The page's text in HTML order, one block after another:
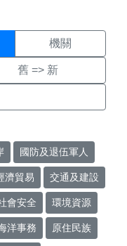
機關
舊 => 新
國防及退伍軍人
濟貿易 交通及建設
會安全 環境資源
洋事務 原住民族